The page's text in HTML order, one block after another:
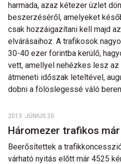
harmada, azaz kétezer üzlet
beszerzéséről, amelyeket
csak hozzáigazítani kell majd
elvárásaihoz. A trafikosok
30-40 ezer forintba kerülő,
vett, amellyel nehézkes lesz
átmeneti időszak leteltével,
dobni a fölöslegessé váló
2013. JÚNIUS 20.
Háromezer trafikos
Beerősítettek a
várható nyitás előtt már 4525